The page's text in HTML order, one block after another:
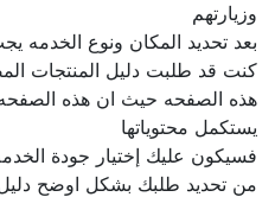
وزيارتهم
بعد تحديد المكان ونوع الخدمه
كنت قد طلبت دليل المنتجات
هذه الصفحه حيث ان هذه الصفحه
يستكمل محتوياتها
فسيكون عليك إختيار جودة
من تحديد طلبك بشكل اوضح دليل